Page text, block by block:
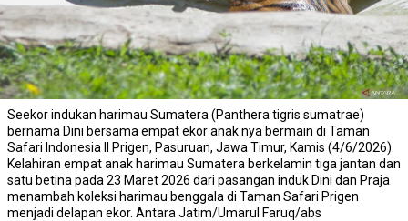
Seekor indukan harimau Sumatera (Panthera tigris sumatrae)
bernama Dini bersama empat ekor anak nya bermain di Taman
Safari Indonesia II Prigen, Pasuruan, Jawa Timur, Kamis (4/6/2026).
Kelahiran empat anak harimau Sumatera berkelamin tiga jantan dan
satu betina pada 23 Maret 2026 dari pasangan induk Dini dan Praja
menambah koleksi harimau benggala di Taman Safari Prigen
menjadi delapan ekor. Antara Jatim/Umarul Faruq/abs